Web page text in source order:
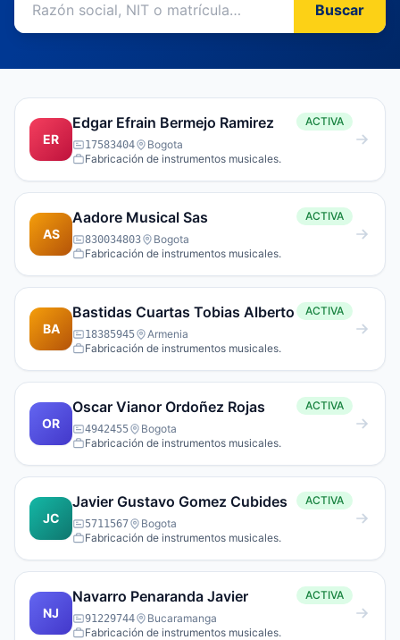
Buscar
ER
Edgar Efrain Bermejo Ramirez ACTIVA
17583404
Bogota
Fabricación de instrumentos musicales.
AS
Aadore Musical Sas ACTIVA
830034803
Bogota
Fabricación de instrumentos musicales.
BA
Bastidas Cuartas Tobias Alberto ACTIVA
18385945
Armenia
Fabricación de instrumentos musicales.
OR
Oscar Vianor Ordoñez Rojas ACTIVA
4942455
Bogota
Fabricación de instrumentos musicales.
JC
Javier Gustavo Gomez Cubides ACTIVA
5711567
Bogota
Fabricación de instrumentos musicales.
NJ
Navarro Penaranda Javier ACTIVA
91229744
Bucaramanga
Fabricación de instrumentos musicales.